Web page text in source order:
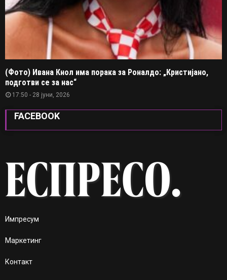
(Фото) Ивана Кнол има порака за Роналдо: „Кристијано,
подготви се за нас“
17:50 - 28 јуни, 2026
FACEBOOK
Импресум
Маркетинг
Контакт